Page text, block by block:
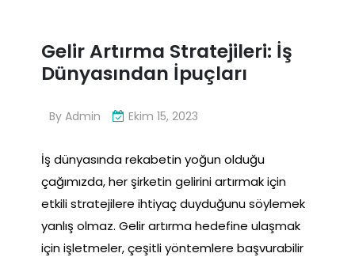
Gelir Artırma Stratejileri: İş
Dünyasından İpuçları
By Admin Ekim 15, 2023
İş dünyasında rekabetin yoğun olduğu
çağımızda, her şirketin gelirini artırmak için
etkili stratejilere ihtiyaç duyduğunu söylemek
yanlış olmaz. Gelir artırma hedefine ulaşmak
için işletmeler, çeşitli yöntemlere başvurabilir